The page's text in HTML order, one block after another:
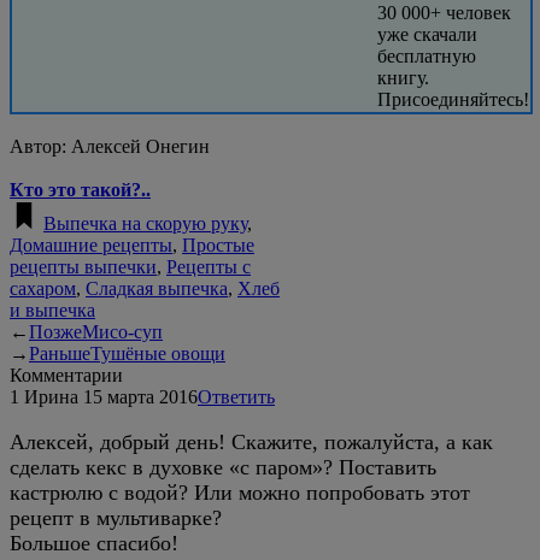
30 000+ человек
уже скачали
бесплатную
книгу.
Присоединяйтесь!
Автор: Алексей Онегин
Кто это такой?..
Выпечка на скорую руку,
Домашние рецепты, Простые
рецепты выпечки, Рецепты с
сахаром, Сладкая выпечка, Хлеб
и выпечка
←ПозжеМисо-суп
→РаньшеТушёные овощи
Комментарии
1 Ирина 15 марта 2016Ответить
Алексей, добрый день! Скажите, пожалуйста, а как
сделать кекс в духовке «с паром»? Поставить
кастрюлю с водой? Или можно попробовать этот
рецепт в мультиварке?
Большое спасибо!